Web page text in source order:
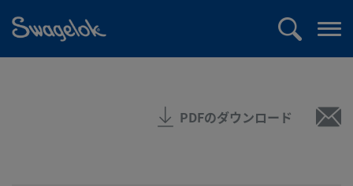
を
PDFのダウンロード